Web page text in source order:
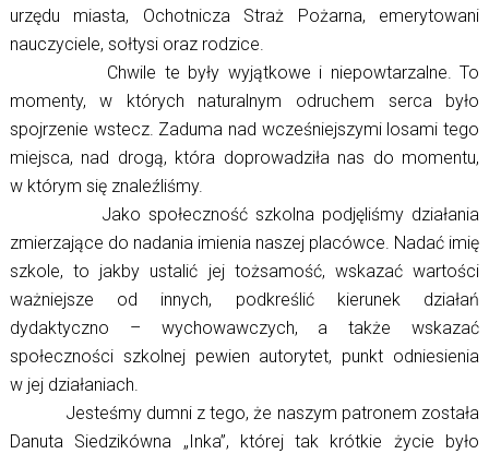
urzędu miasta, Ochotnicza Straż Pożarna, emerytowani
nauczyciele, sołtysi oraz rodzice.
Chwile te były wyjątkowe i niepowtarzalne. To
momenty, w których naturalnym odruchem serca było
spojrzenie wstecz. Zaduma nad wcześniejszymi losami tego
miejsca, nad drogą, która doprowadziła nas do momentu,
w którym się znaleźliśmy.
Jako społeczność szkolna podjęliśmy działania
zmierzające do nadania imienia naszej placówce. Nadać imię
szkole, to jakby ustalić jej tożsamość, wskazać wartości
ważniejsze od innych, podkreślić kierunek działań
dydaktyczno – wychowawczych, a także wskazać
społeczności szkolnej pewien autorytet, punkt odniesienia
w jej działaniach.
Jesteśmy dumni z tego, że naszym patronem została
Danuta Siedzikówna „Inka”, której tak krótkie życie było